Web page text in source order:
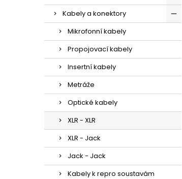
Kabely a konektory
Mikrofonní kabely
Propojovací kabely
Insertní kabely
Metráže
Optické kabely
XLR - XLR
XLR - Jack
Jack - Jack
Kabely k repro soustavám